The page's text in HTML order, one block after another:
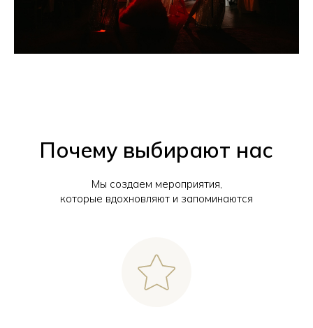
Почему выбирают нас
Мы создаем мероприятия,
которые вдохновляют и запоминаются